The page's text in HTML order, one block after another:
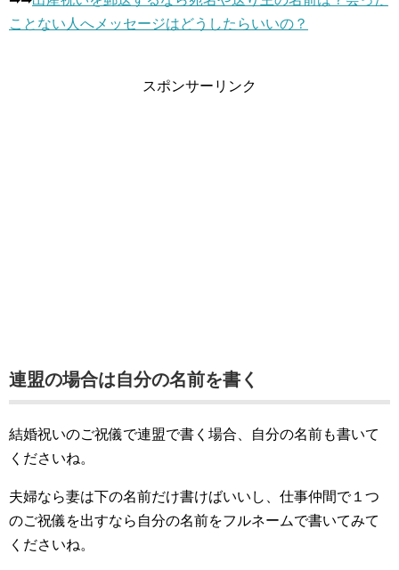
ことない人へメッセージはどうしたらいいの？
スポンサーリンク
連盟の場合は自分の名前を書く
結婚祝いのご祝儀で連盟で書く場合、自分の名前も書いて
くださいね。
夫婦なら妻は下の名前だけ書けばいいし、仕事仲間で１つ
のご祝儀を出すなら自分の名前をフルネームで書いてみて
くださいね。